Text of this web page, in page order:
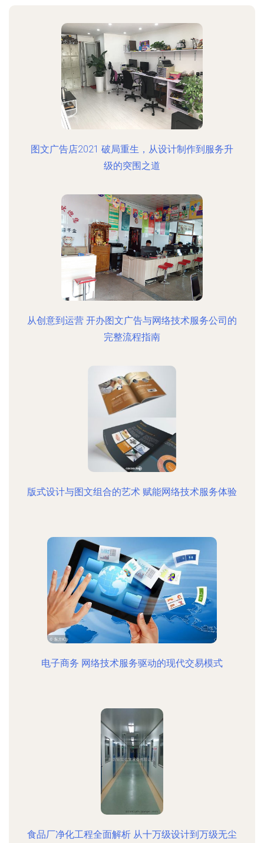
图文广告店2021 破局重生，从设计制作到服务升
级的突围之道
从创意到运营 开办图文广告与网络技术服务公司的
完整流程指南
版式设计与图文组合的艺术 赋能网络技术服务体验
电子商务 网络技术服务驱动的现代交易模式
食品厂净化工程全面解析 从十万级设计到万级无尘